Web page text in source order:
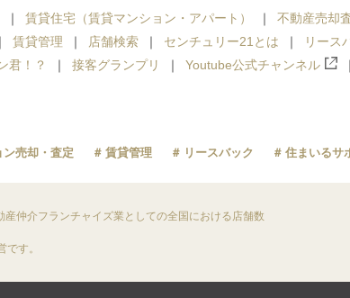
賃貸住宅（賃貸マンション・アパート） 不動産売却
賃貸管理 店舗検索 センチュリー21とは リース
君！？ 接客グランプリ Youtube公式チャンネル
ン売却・査定 賃貸管理 リースバック 住まいるサ
仲介フランチャイズ業としての全国における店舗数
す。